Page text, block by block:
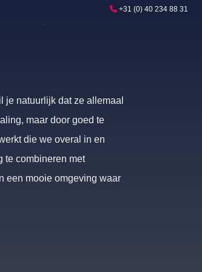
+31 (0) 40 234 88 31
natuurlijk dat ze allemaal
maar door goed te
die we overal in en
te combineren met
een mooie omgeving waar